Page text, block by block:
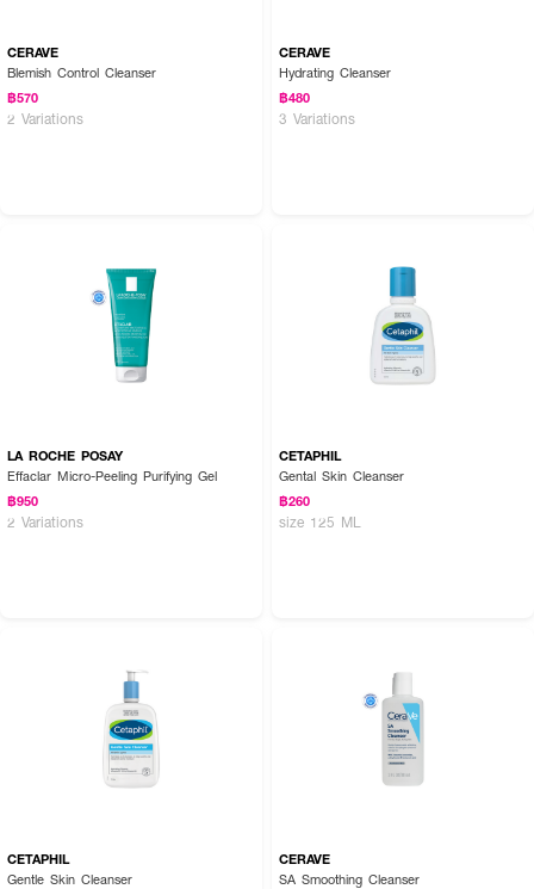
CERAVE
Blemish Control Cleanser
฿570
2 Variations
CERAVE
Hydrating Cleanser
฿480
3 Variations
LA ROCHE POSAY
Effaclar Micro-Peeling Purifying Gel
฿950
2 Variations
CETAPHIL
Gental Skin Cleanser
฿260
size 125 ML
CETAPHIL
Gentle Skin Cleanser
CERAVE
SA Smoothing Cleanser